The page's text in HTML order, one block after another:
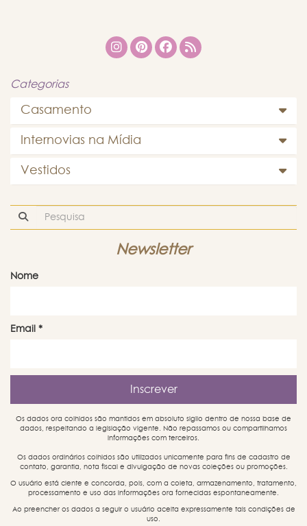
Categorias
Casamento
Internovias na Mídia
Vestidos
Newsletter
Nome
Email *
Os dados ora colhidos são mantidos em absoluto sigilo dentro de nossa base de
dados, respeitando a legislação vigente. Não repassamos ou compartilhamos
informações com terceiros.
Os dados ordinários colhidos são utilizados unicamente para fins de cadastro de
contato, garantia, nota fiscal e divulgação de novas coleções ou promoções.
O usuário está ciente e concorda, pois, com a coleta, armazenamento, tratamento,
processamento e uso das informações ora fornecidas espontaneamente.
Ao preencher os dados a seguir o usuário aceita expressamente tais condições de
uso.